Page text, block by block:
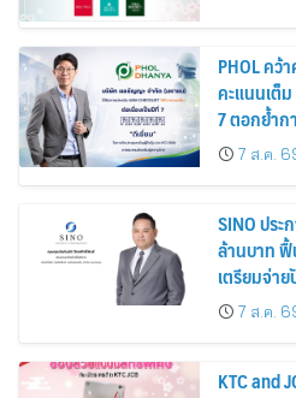
PHOL คว้
คะแนนเต็
7 ตอกย้ำก
รมาภิบาล
หุ้น
7 ส.ค.
SINO ปร
ล้านบาท
เตรียมจ่า
บาทต่อหุ้น
7 ส.ค.
KTC and